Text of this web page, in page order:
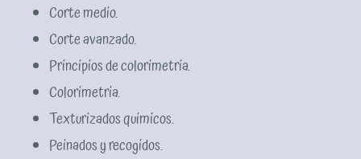
Corte medio.
Corte avanzado.
Principios de colorimetria.
Colorimetria.
Texturizados quimicos.
Peinados y recogidos.